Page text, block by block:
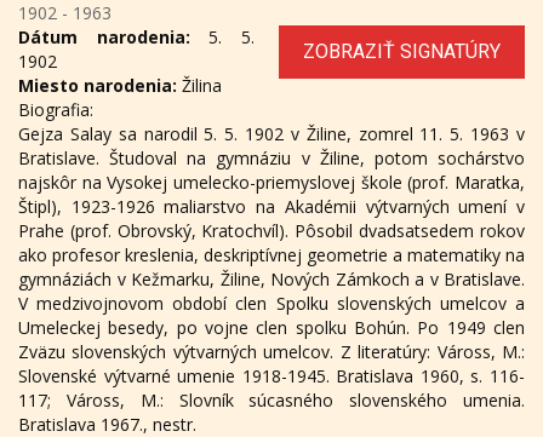
1902 - 1963
ZOBRAZIŤ SIGNATÚRY
Dátum narodenia:5. 5.
1902
Miesto narodenia: Žilina
Biografia:
Gejza Salay sa narodil 5. 5. 1902 v Žiline, zomrel 11. 5. 1963 v
Bratislave. Študoval na gymnáziu v Žiline, potom sochárstvo
najskôr na Vysokej umelecko-priemyslovej škole (prof. Maratka,
Štipl), 1923-1926 maliarstvo na Akadémii výtvarných umení v
Prahe (prof. Obrovský, Kratochvíl). Pôsobil dvadsatsedem rokov
ako profesor kreslenia, deskriptívnej geometrie a matematiky na
gymnáziách v Kežmarku, Žiline, Nových Zámkoch a v Bratislave.
V medzivojnovom období clen Spolku slovenských umelcov a
Umeleckej besedy, po vojne clen spolku Bohún. Po 1949 clen
Zväzu slovenských výtvarných umelcov. Z literatúry: Váross, M.:
Slovenské výtvarné umenie 1918-1945. Bratislava 1960, s. 116-
117; Váross, M.: Slovník súcasného slovenského umenia.
Bratislava 1967., nestr.